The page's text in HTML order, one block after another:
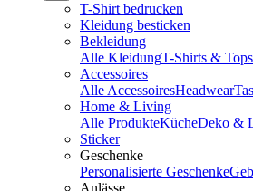
T-Shirt bedrucken
Kleidung besticken
Bekleidung
Alle KleidungT-Shirts & Tops
Accessoires
Alle AccessoiresHeadwear
Home & Living
Alle ProdukteKücheDeko &
Sticker
Geschenke
Personalisierte Geschenke